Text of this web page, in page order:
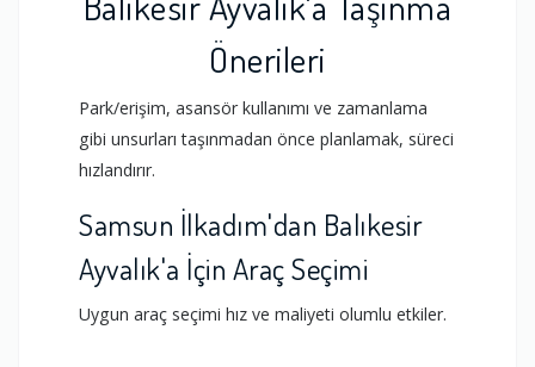
Önerileri
Park/erişim, asansör kullanımı ve zamanlama
gibi unsurları taşınmadan önce planlamak, süreci
hızlandırır.
Samsun İlkadım'dan Balıkesir
Ayvalık'a İçin Araç Seçimi
Uygun araç seçimi hız ve maliyeti olumlu etkiler.